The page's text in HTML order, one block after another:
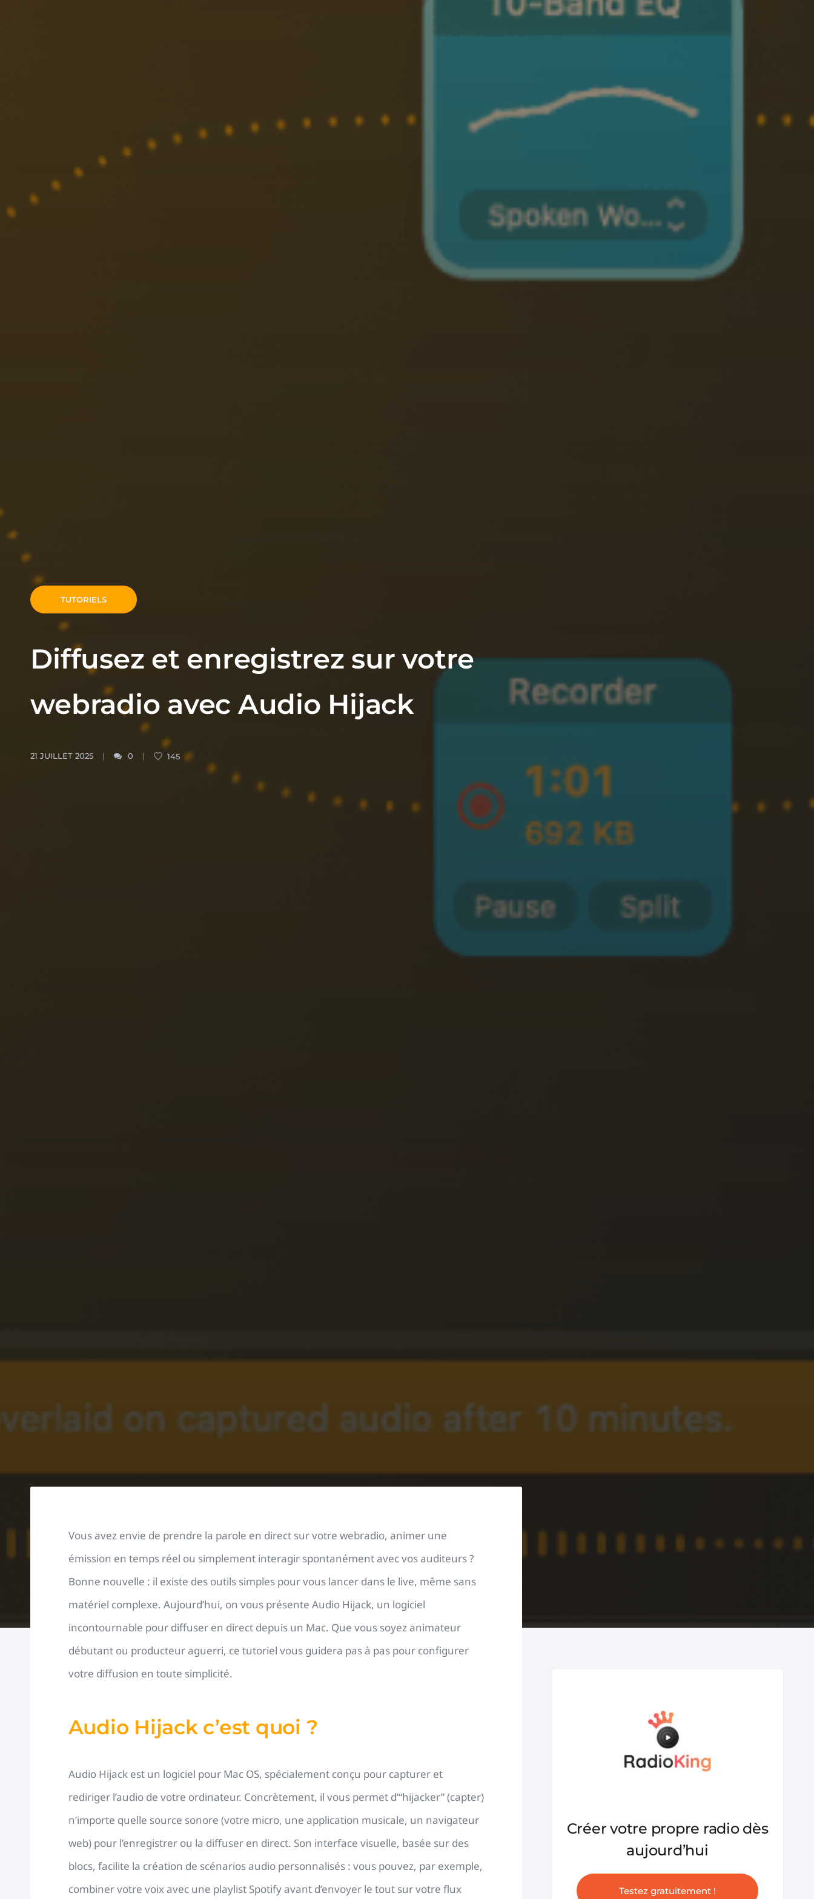
TUTORIELS
Diffusez et enregistrez sur votre
webradio avec Audio Hijack
21 JUILLET 2025 0 145
Vous avez envie de prendre la parole en direct sur votre webradio, animer une
émission en temps réel ou simplement interagir spontanément avec vos auditeurs ?
Bonne nouvelle : il existe des outils simples pour vous lancer dans le live, même sans
matériel complexe. Aujourd’hui, on vous présente Audio Hijack, un logiciel
incontournable pour diffuser en direct depuis un Mac. Que vous soyez animateur
débutant ou producteur aguerri, ce tutoriel vous guidera pas à pas pour configurer
votre diffusion en toute simplicité.
Audio Hijack c’est quoi ?
Audio Hijack est un logiciel pour Mac OS, spécialement conçu pour capturer et
rediriger l’audio de votre ordinateur. Concrètement, il vous permet d’“hijacker” (capter)
n’importe quelle source sonore (votre micro, une application musicale, un navigateur
web) pour l’enregistrer ou la diffuser en direct. Son interface visuelle, basée sur des
blocs, facilite la création de scénarios audio personnalisés : vous pouvez, par exemple,
combiner votre voix avec une playlist Spotify avant d’envoyer le tout sur votre flux
Créer votre propre radio dès
aujourd’hui
Testez gratuitement !